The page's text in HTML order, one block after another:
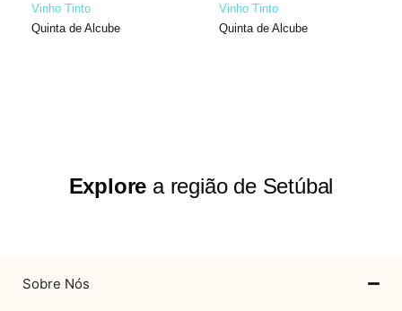
Vinho Tinto
Quinta de Alcube
Vinho Tinto
Quinta de Alcube
Explore a região de Setúbal
Sobre Nós